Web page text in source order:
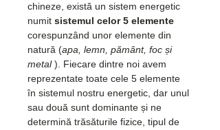
chineze, există un sistem energetic
numit sistemul celor 5 elemente
corespunzând unor elemente din
natură (apa, lemn, pământ, foc și
metal ). Fiecare dintre noi avem
reprezentate toate cele 5 elemente
în sistemul nostru energetic, dar unul
sau două sunt dominante și ne
determină trăsăturile fizice, tipul de